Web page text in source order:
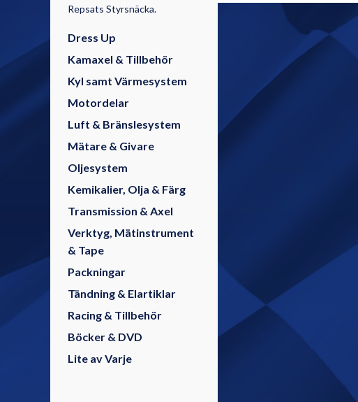
Repsats Styrsnäcka.
Dress Up
Kamaxel & Tillbehör
Kyl samt Värmesystem
Motordelar
Luft & Bränslesystem
Mätare & Givare
Oljesystem
Kemikalier, Olja & Färg
Transmission & Axel
Verktyg, Mätinstrument
& Tape
Packningar
Tändning & Elartiklar
Racing & Tillbehör
Böcker & DVD
Lite av Varje